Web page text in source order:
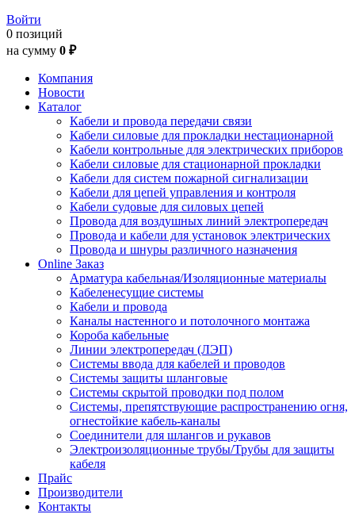
Войти
0 позиций
на сумму 0 ₽
Компания
Новости
Каталог
Кабели и провода передачи связи
Кабели силовые для прокладки нестационарной
Кабели контрольные для электрических приборов
Кабели силовые для стационарной прокладки
Кабели для систем пожарной сигнализации
Кабели для цепей управления и контроля
Кабели судовые для силовых цепей
Провода для воздушных линий электропередач
Провода и кабели для установок электрических
Провода и шнуры различного назначения
Online Заказ
Арматура кабельная/Изоляционные материалы
Кабеленесущие системы
Кабели и провода
Каналы настенного и потолочного монтажа
Короба кабельные
Линии электропередач (ЛЭП)
Системы ввода для кабелей и проводов
Системы защиты шланговые
Системы скрытой проводки под полом
Системы, препятствующие распространению огня,
огнестойкие кабель-каналы
Соединители для шлангов и рукавов
Электроизоляционные трубы/Трубы для защиты
кабеля
Прайс
Производители
Контакты